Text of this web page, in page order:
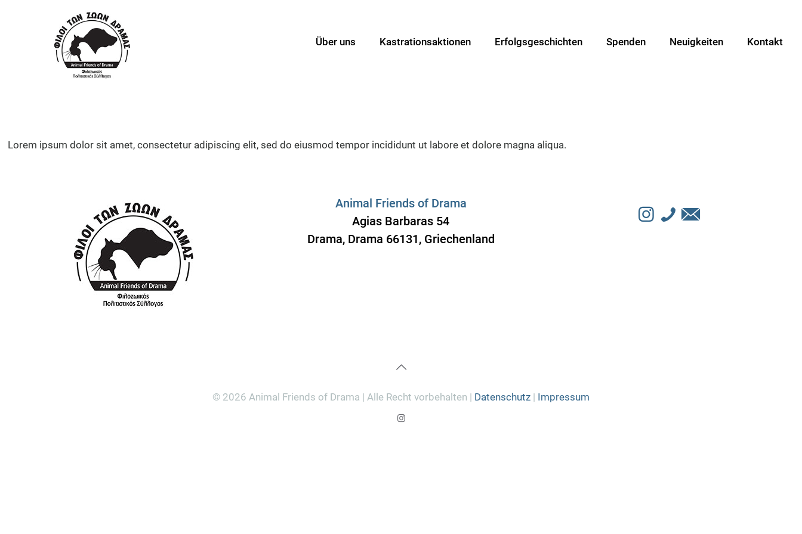
Über uns Kastrationsaktionen Erfolgsgeschichten Spenden Neuigkeiten Kontakt
Lorem ipsum dolor sit amet, consectetur adipiscing elit, sed do eiusmod tempor incididunt ut labore et dolore magna aliqua.
Animal Friends of Drama
Agias Barbaras 54
Drama, Drama 66131, Griechenland
© 2026 Animal Friends of Drama | Alle Recht vorbehalten | Datenschutz | Impressum